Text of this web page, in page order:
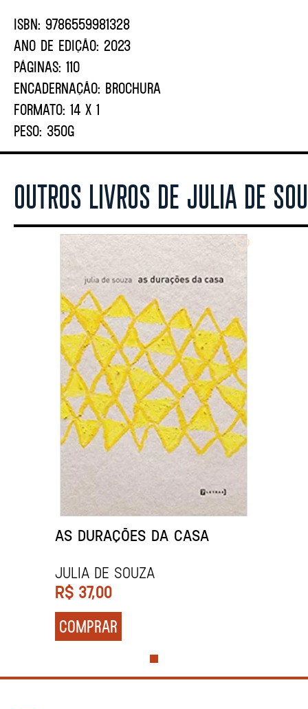
ISBN: 9786559981328
ANO DE EDIÇÃO: 2023
PÁGINAS: 110
ENCADERNAÇÃO: BROCHURA
FORMATO: 14 X 1
PESO: 350G
OUTROS LIVROS DE JULIA DE
AS DURAÇÕES DA CASA
Julia de Souza
R$ 37,00
COMPRAR